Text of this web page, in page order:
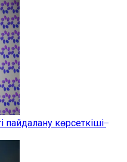
пайдалану көрсеткіші